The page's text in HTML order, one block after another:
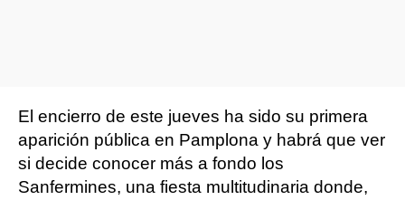
El encierro de este jueves ha sido su primera
aparición pública en Pamplona y habrá que ver
si decide conocer más a fondo los
Sanfermines, una fiesta multitudinaria donde,